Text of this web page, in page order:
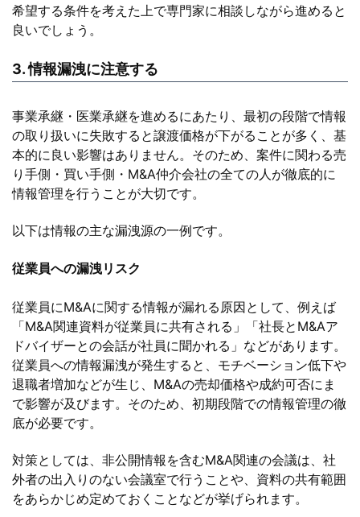
希望する条件を考えた上で専門家に相談しながら進めると
良いでしょう。
3. 情報漏洩に注意する
事業承継・医業承継を進めるにあたり、最初の段階で情報
の取り扱いに失敗すると譲渡価格が下がることが多く、基
本的に良い影響はありません。そのため、案件に関わる売
り手側・買い手側・M&A仲介会社の全ての人が徹底的に
情報管理を行うことが大切です。
以下は情報の主な漏洩源の一例です。
従業員への漏洩リスク
従業員にM&Aに関する情報が漏れる原因として、例えば
「M&A関連資料が従業員に共有される」「社長とM&Aア
ドバイザーとの会話が社員に聞かれる」などがあります。
従業員への情報漏洩が発生すると、モチベーション低下や
退職者増加などが生じ、M&Aの売却価格や成約可否にま
で影響が及びます。そのため、初期段階での情報管理の徹
底が必要です。
対策としては、非公開情報を含むM&A関連の会議は、社
外者の出入りのない会議室で行うことや、資料の共有範囲
をあらかじめ定めておくことなどが挙げられます。